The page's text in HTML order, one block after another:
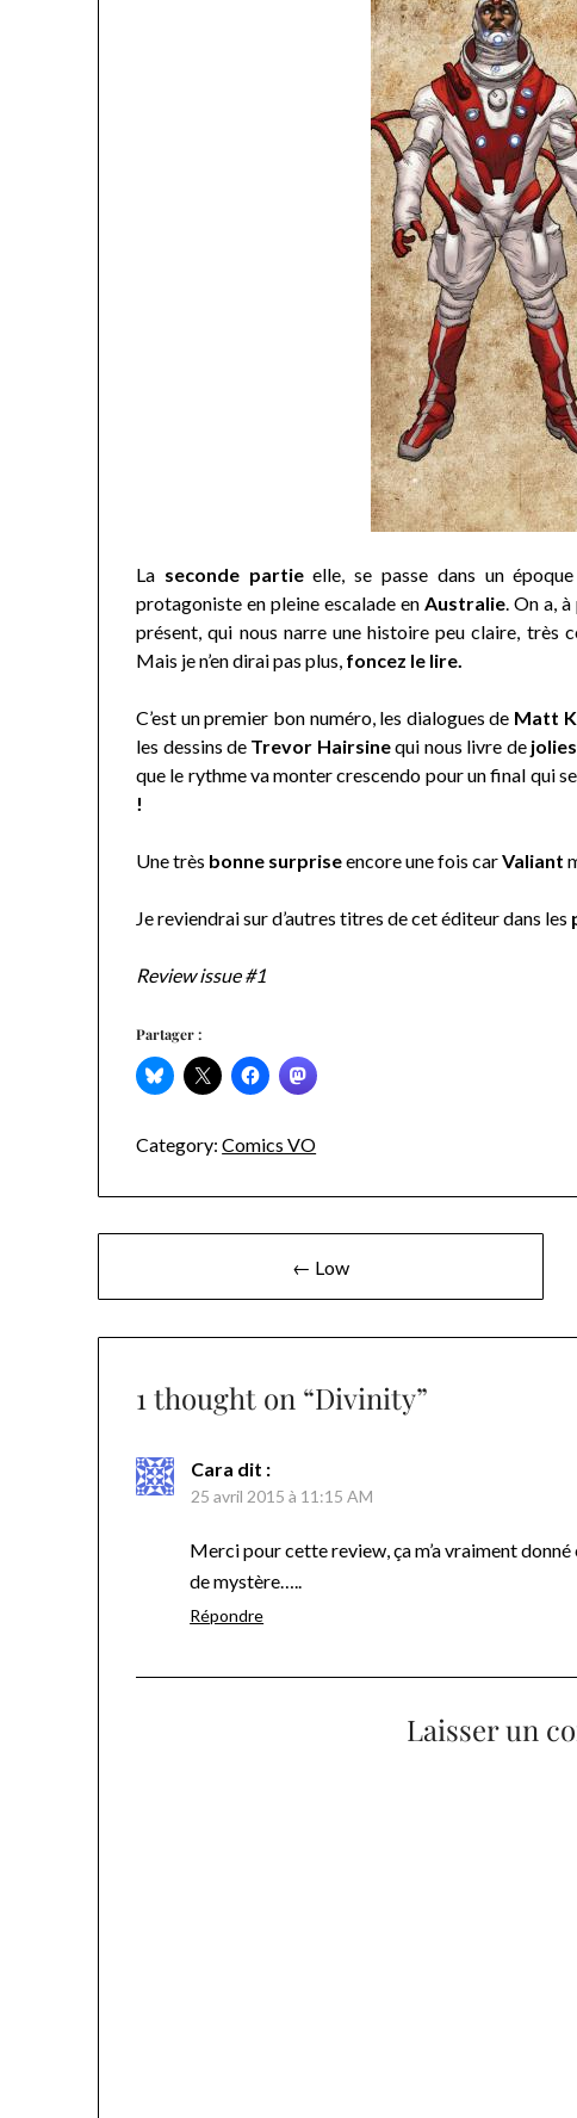
La seconde partieelle, se passe dans un
protagoniste en pleine escalade enAustralie. On a,
présent, qui nous narre une histoire peu claire, très
Mais je n’en dirai pas plus, foncez le lire.
C’est un premier bon numéro, les dialogues de Matt
les dessins de Trevor Hairsinequi nous livre de
que le rythme va monter crescendo pour un final qui
!
Une très bonne surpriseencore une fois carValiant
Je reviendrai sur d’autres titres de cet éditeur dans les
Review issue #1
Partager :
Category: Comics VO
de
l’article
← Low
1 thought on “Divinity”
Cara dit :
25 avril 2015 à 11:15 AM
Merci pour cette review, ça m’a vraiment
de mystère…..
Répondre
Laisser un